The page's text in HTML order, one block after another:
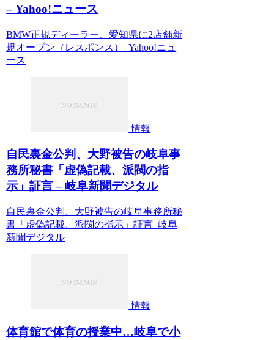
– Yahoo!ニュース
BMW正規ディーラー、愛知県に2店舗新
規オープン（レスポンス） Yahoo!ニュ
ース
情報
自民裏金公判、大野被告の岐阜事
務所秘書「虚偽記載、派閥の指
示」証言 – 岐阜新聞デジタル
自民裏金公判、大野被告の岐阜事務所秘
書「虚偽記載、派閥の指示」証言 岐阜
新聞デジタル
情報
体育館で体育の授業中…岐阜で小